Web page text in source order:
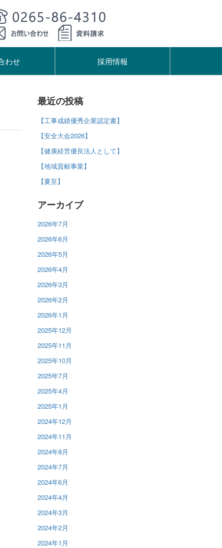
わせ 採用情報
最近の投稿
【工事成績優秀企業認定書】
【安全大会2026】
【健康経営優良法人として】
【地域貢献事業】
【夏至】
アーカイブ
2026年7月
2026年6月
2026年5月
2026年4月
2026年3月
2026年2月
2026年1月
2025年12月
2025年11月
2025年10月
2025年7月
2025年4月
2025年1月
2024年12月
2024年11月
2024年8月
2024年7月
2024年6月
2024年4月
2024年3月
2024年2月
2024年1月